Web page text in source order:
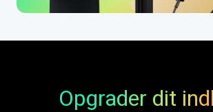
Opgrader dit